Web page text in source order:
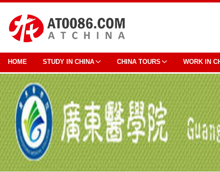
HOME STUDY IN CHINA CHINA TOURS WORK IN